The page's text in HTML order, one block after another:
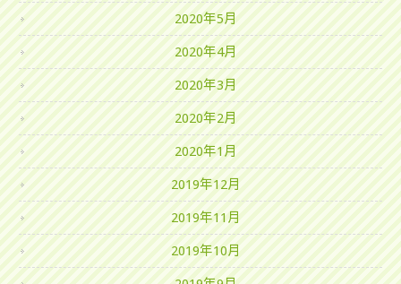
2020年5月
2020年4月
2020年3月
2020年2月
2020年1月
2019年12月
2019年11月
2019年10月